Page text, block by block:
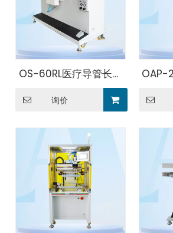
OS-60RL医疗导管长杆
询价
OAP-